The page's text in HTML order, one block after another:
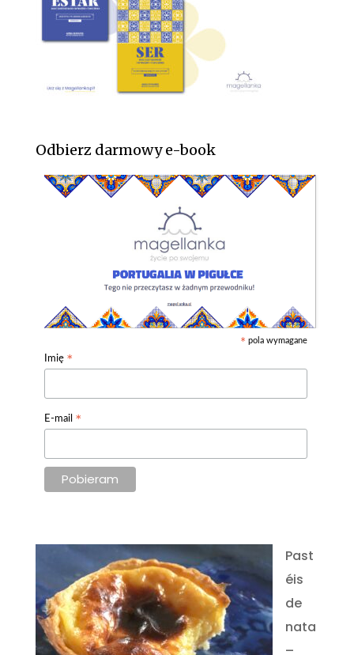
Odbierz darmowy e-book
* pola wymagane
Imię *
E-mail *
Past
éis
de
nata
–